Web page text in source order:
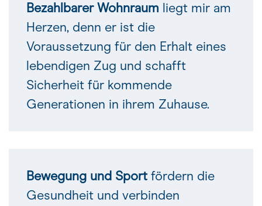
Bezahlbarer Wohnraum liegt mir am
Herzen, denn er ist die
Voraussetzung für den Erhalt eines
lebendigen Zug und schafft
Sicherheit für kommende
Generationen in ihrem Zuhause.
Bewegung und Sportfördern die
Gesundheit und verbinden